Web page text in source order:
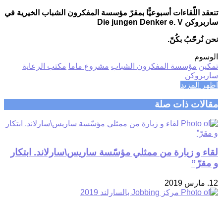
تنعقد اللّقاءات أسبوعيًّا بمقرّ مؤسسة المفكرون الشباب الخيرية في
ساربروكن
نحن نُرحّبُ بكُنّ.
الوسوم
تمكين مؤسسة المفكرون الشباب مشروع ماما مكتب الرعاية
ساربروكن
اظهر المزيد
مقالات ذات صلة
لقاء و زيارة من ممثلي مؤسّسة ساريس\سارلاند. ابتكار
و مقرّ”
12. مارس 2019